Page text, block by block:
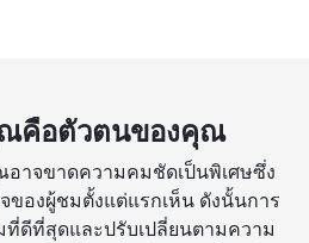
คือตัวตนของคุณ
าจขาดความคมชัดเป็นพิเศษซึ่ง
ของผู้ชมตั้งแต่แรกเห็น ดังนั้นการ
ดีที่สุดและปรับเปลี่ยนตามความ